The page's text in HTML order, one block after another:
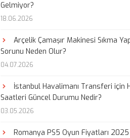
Gelmiyor?
18.06.2026
Arçelik Çamaşır Makinesi Sıkma
Sorunu Neden Olur?
04.07.2026
İstanbul Havalimanı Transferi için
Saatleri Güncel Durumu Nedir?
03.05.2026
Romanya PS5 Oyun Fiyatları